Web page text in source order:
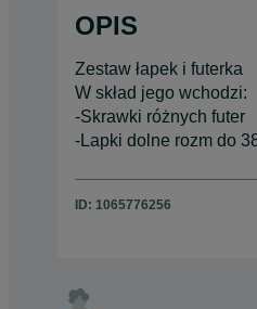
OPIS
Zestaw łapek i futerka
W skład jego wchodzi:
-Skrawki różnych futer
-Lapki dolne rozm do
ID: 1065776256